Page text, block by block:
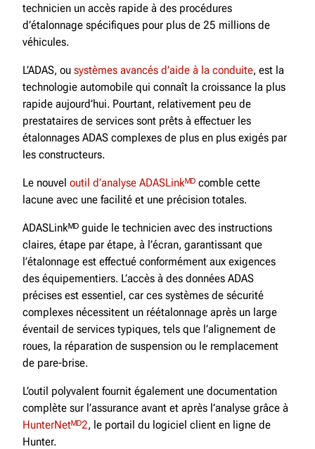
technicien un accès rapide à des procédures
d’étalonnage spécifiques pour plus de 25 millions de
véhicules.
L’ADAS, ou systèmes avancés d’aide à la conduite, est la
technologie automobile qui connaît la croissance la plus
rapide aujourd’hui. Pourtant, relativement peu de
prestataires de services sont prêts à effectuer les
étalonnages ADAS complexes de plus en plus exigés par
les constructeurs.
Le nouvel outil d’analyse ADASLinkᴹᴰ comble cette
lacune avec une facilité et une précision totales.
ADASLinkᴹᴰ guide le technicien avec des instructions
claires, étape par étape, à l’écran, garantissant que
l’étalonnage est effectué conformément aux exigences
des équipementiers. L’accès à des données ADAS
précises est essentiel, car ces systèmes de sécurité
complexes nécessitent un réétalonnage après un large
éventail de services typiques, tels que l’alignement de
roues, la réparation de suspension ou le remplacement
de pare-brise.
L’outil polyvalent fournit également une documentation
complète sur l’assurance avant et après l’analyse grâce à
HunterNetᴹᴰ2, le portail du logiciel client en ligne de
Hunter.